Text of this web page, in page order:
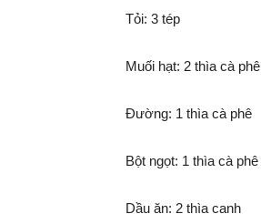
Tỏi: 3 tép
Muối hạt: 2 thìa cà phê
Đường: 1 thìa cà phê
Bột ngọt: 1 thìa cà phê
Dầu ăn: 2 thìa canh